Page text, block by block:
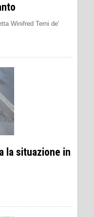
Winifred Terni de'
la situazione in